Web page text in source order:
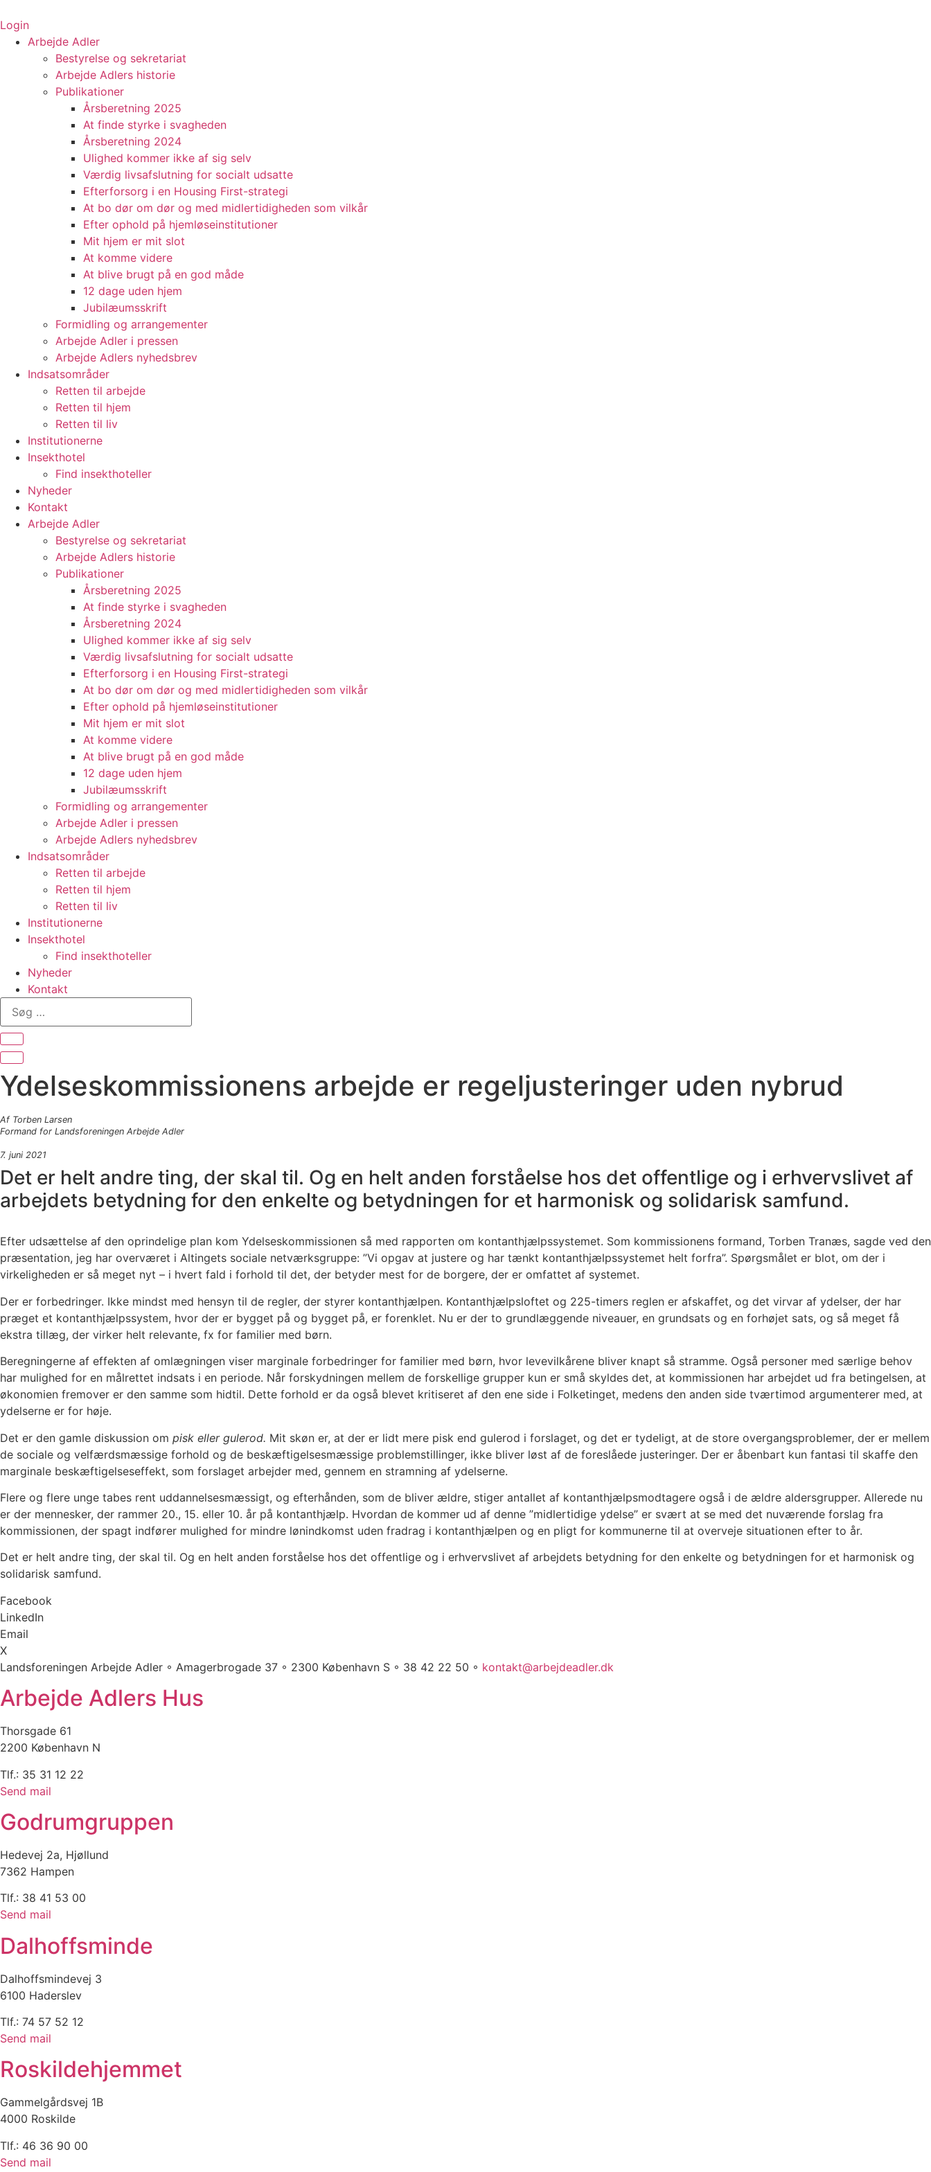
til
indhold
Login
Arbejde Adler
Bestyrelse og sekretariat
Arbejde Adlers historie
Publikationer
Årsberetning 2025
At finde styrke i svagheden
Årsberetning 2024
Ulighed kommer ikke af sig selv
Værdig livsafslutning for socialt udsatte
Efterforsorg i en Housing First-strategi
At bo dør om dør og med midlertidigheden som vilkår
Efter ophold på hjemløseinstitutioner
Mit hjem er mit slot
At komme videre
At blive brugt på en god måde
12 dage uden hjem
Jubilæumsskrift
Formidling og arrangementer
Arbejde Adler i pressen
Arbejde Adlers nyhedsbrev
Indsatsområder
Retten til arbejde
Retten til hjem
Retten til liv
Institutionerne
Insekthotel
Find insekthoteller
Nyheder
Kontakt
Arbejde Adler
Bestyrelse og sekretariat
Arbejde Adlers historie
Publikationer
Årsberetning 2025
At finde styrke i svagheden
Årsberetning 2024
Ulighed kommer ikke af sig selv
Værdig livsafslutning for socialt udsatte
Efterforsorg i en Housing First-strategi
At bo dør om dør og med midlertidigheden som vilkår
Efter ophold på hjemløseinstitutioner
Mit hjem er mit slot
At komme videre
At blive brugt på en god måde
12 dage uden hjem
Jubilæumsskrift
Formidling og arrangementer
Arbejde Adler i pressen
Arbejde Adlers nyhedsbrev
Indsatsområder
Retten til arbejde
Retten til hjem
Retten til liv
Institutionerne
Insekthotel
Find insekthoteller
Nyheder
Kontakt
Søg
Ydelseskommissionens arbejde er regeljusteringer uden nybrud
Af Torben Larsen
Formand for Landsforeningen Arbejde Adler
7. juni 2021
Det er helt andre ting, der skal til. Og en helt anden forståelse hos det offentlige og i erhvervslivet af
arbejdets betydning for den enkelte og betydningen for et harmonisk og solidarisk samfund.
Efter udsættelse af den oprindelige plan kom Ydelseskommissionen så med rapporten om kontanthjælpssystemet. Som kommissionens formand, Torben Tranæs, sagde ved den
præsentation, jeg har overværet i Altingets sociale netværksgruppe: ”Vi opgav at justere og har tænkt kontanthjælpssystemet helt forfra”. Spørgsmålet er blot, om der i
virkeligheden er så meget nyt – i hvert fald i forhold til det, der betyder mest for de borgere, der er omfattet af systemet.
Der er forbedringer. Ikke mindst med hensyn til de regler, der styrer kontanthjælpen. Kontanthjælpsloftet og 225-timers reglen er afskaffet, og det virvar af ydelser, der har
præget et kontanthjælpssystem, hvor der er bygget på og bygget på, er forenklet. Nu er der to grundlæggende niveauer, en grundsats og en forhøjet sats, og så meget få
ekstra tillæg, der virker helt relevante, fx for familier med børn.
Beregningerne af effekten af omlægningen viser marginale forbedringer for familier med børn, hvor levevilkårene bliver knapt så stramme. Også personer med særlige behov
har mulighed for en målrettet indsats i en periode. Når forskydningen mellem de forskellige grupper kun er små skyldes det, at kommissionen har arbejdet ud fra betingelsen, at
økonomien fremover er den samme som hidtil. Dette forhold er da også blevet kritiseret af den ene side i Folketinget, medens den anden side tværtimod argumenterer med, at
ydelserne er for høje.
Det er den gamle diskussion om pisk eller gulerod. Mit skøn er, at der er lidt mere pisk end gulerod i forslaget, og det er tydeligt, at de store overgangsproblemer, der er mellem
de sociale og velfærdsmæssige forhold og de beskæftigelsesmæssige problemstillinger, ikke bliver løst af de foreslåede justeringer. Der er åbenbart kun fantasi til skaffe den
marginale beskæftigelseseffekt, som forslaget arbejder med, gennem en stramning af ydelserne.
Flere og flere unge tabes rent uddannelsesmæssigt, og efterhånden, som de bliver ældre, stiger antallet af kontanthjælpsmodtagere også i de ældre aldersgrupper. Allerede nu
er der mennesker, der rammer 20., 15. eller 10. år på kontanthjælp. Hvordan de kommer ud af denne ”midlertidige ydelse” er svært at se med det nuværende forslag fra
kommissionen, der spagt indfører mulighed for mindre lønindkomst uden fradrag i kontanthjælpen og en pligt for kommunerne til at overveje situationen efter to år.
Det er helt andre ting, der skal til. Og en helt anden forståelse hos det offentlige og i erhvervslivet af arbejdets betydning for den enkelte og betydningen for et harmonisk og
solidarisk samfund.
Facebook
LinkedIn
Email
X
Landsforeningen Arbejde Adler ◦ Amagerbrogade 37 ◦ 2300 København S ◦ 38 42 22 50 ◦ kontakt@arbejdeadler.dk
Arbejde Adlers Hus
Thorsgade 61
2200 København N
Tlf.: 35 31 12 22
Send mail
Godrumgruppen
Hedevej 2a, Hjøllund
7362 Hampen
Tlf.: 38 41 53 00
Send mail
Dalhoffsminde
Dalhoffsmindevej 3
6100 Haderslev
Tlf.: 74 57 52 12
Send mail
Roskildehjemmet
Gammelgårdsvej 1B
4000 Roskilde
Tlf.: 46 36 90 00
Send mail